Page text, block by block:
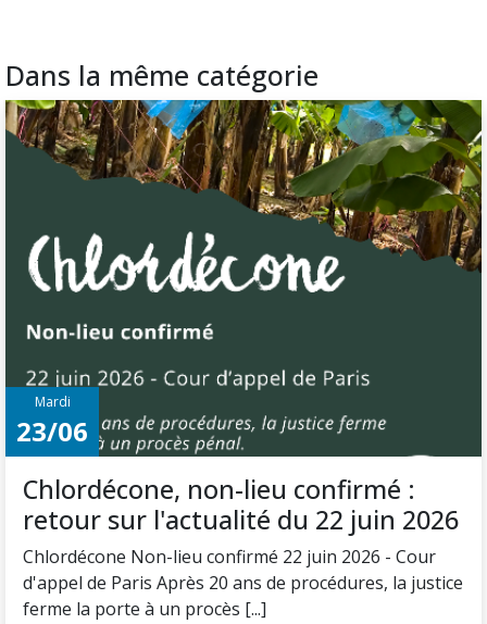
Dans la même catégorie
Mardi
23/06
Chlordécone, non-lieu confirmé :
retour sur l'actualité du 22 juin 2026
Chlordécone Non-lieu confirmé 22 juin 2026 - Cour
d'appel de Paris Après 20 ans de procédures, la justice
ferme la porte à un procès [...]